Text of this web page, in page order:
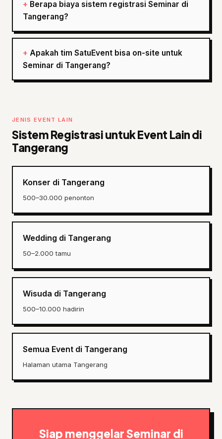
Berapa biaya sistem registrasi Seminar di
Tangerang?
Apakah tim SatuEvent bisa on-site untuk
Seminar di Tangerang?
JENIS EVENT LAIN
Sistem Registrasi untuk Event Lain di
Tangerang
Konser di Tangerang
500–30.000 penonton
Wedding di Tangerang
50–2.000 tamu
Wisuda di Tangerang
500–10.000 hadirin
Semua Event di Tangerang
Halaman utama Tangerang
Siap menggelar Seminar di